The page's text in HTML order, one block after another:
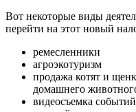
Вот некоторые виды
перейти на этот новый
ремесленники
агроэкотуризм
продажа котят и
домашнего
видеосъемка событий